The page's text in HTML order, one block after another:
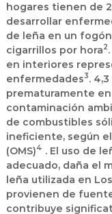
hogares tienen de
desarrollar
de leña en un
cigarrillos por hora2
en interiores
enfermedades3.
prematuramente
contaminación
de combustibles
ineficiente, según
(OMS)4 . El uso de
adecuado, daña el
leña utilizada en
provienen de
contribuye